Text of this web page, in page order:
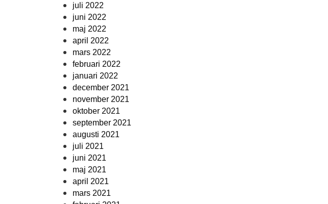
juli 2022
juni 2022
maj 2022
april 2022
mars 2022
februari 2022
januari 2022
december 2021
november 2021
oktober 2021
september 2021
augusti 2021
juli 2021
juni 2021
maj 2021
april 2021
mars 2021